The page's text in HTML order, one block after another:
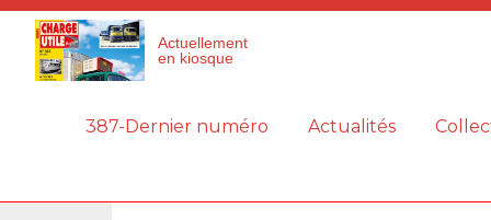
Actuellement
en kiosque
387-Dernier numéro Actualités
Panneau de gestion des cookies